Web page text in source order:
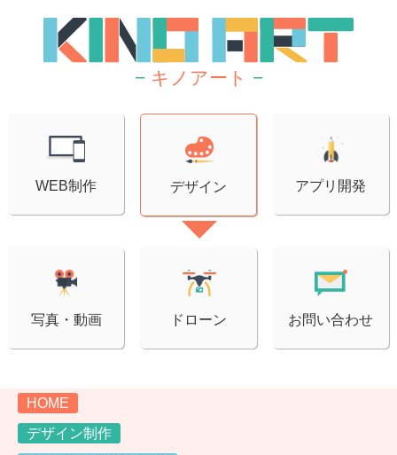
− キノアート −
WEB制作 デザイン アプリ開発
写真・動画 ドローン お問い合わせ
HOME
デザイン制作